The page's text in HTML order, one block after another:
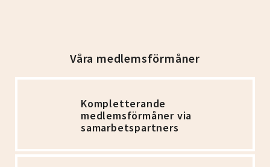
Våra medlemsförmåner
Kompletterande
medlemsförmåner via
samarbetspartners